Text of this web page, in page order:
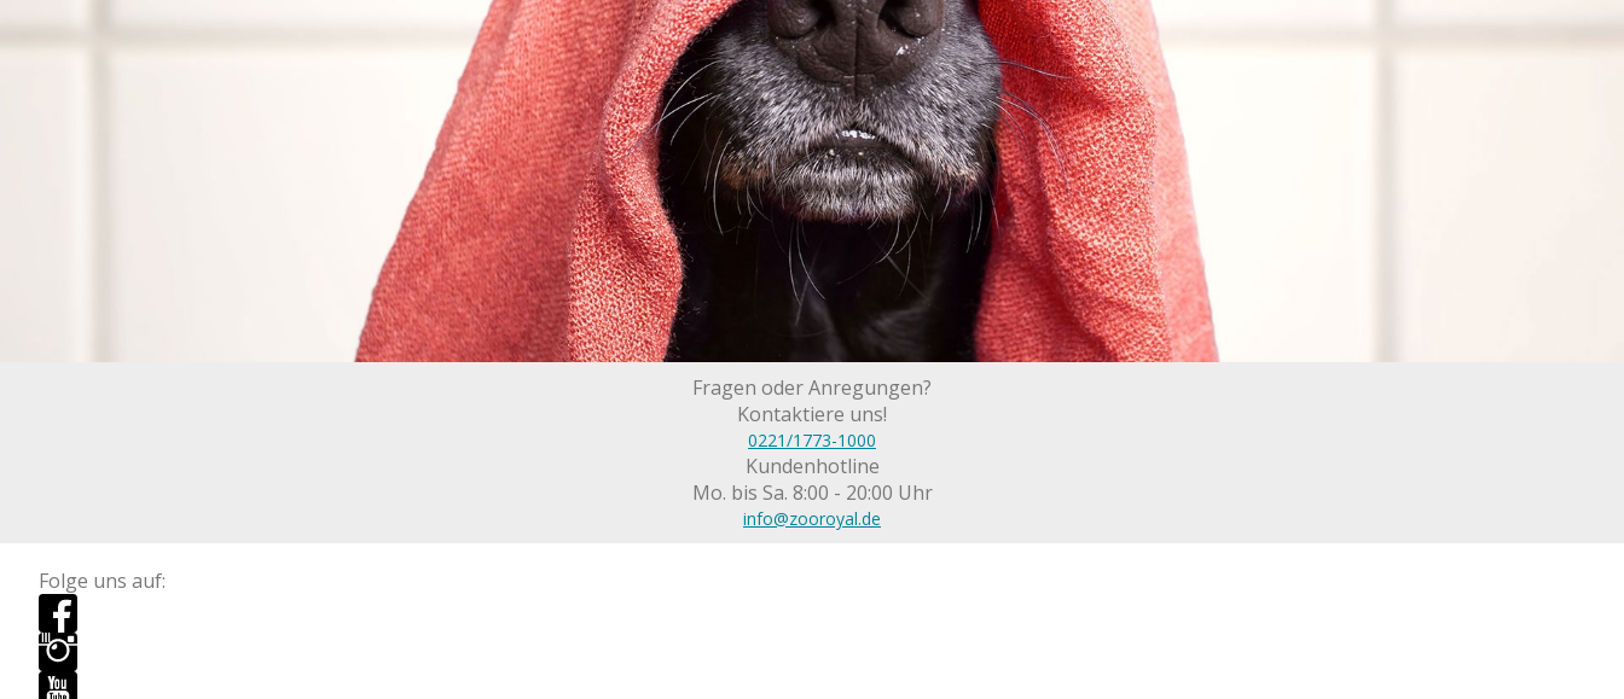
Fragen oder Anregungen?
Kontaktiere uns!
0221/1773-1000
Kundenhotline
Mo. bis Sa. 8:00 - 20:00 Uhr
info@zooroyal.de
Folge uns auf: